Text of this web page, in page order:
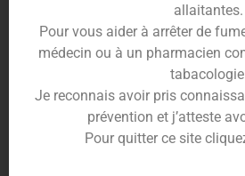
e-liquide Apocalypse 50ml
de40PG/60VG, garantissant
respectueuse de votre
Sa concentration est
cigarette électronique, offrant
vapotage optimale.
Il se compose de propylène
allaitantes.
Pour vous aider à arrêter de
médecin ou à un pharmacien
Je reconnais avoir pris
prévention et j’atteste
Pour quitter ce site